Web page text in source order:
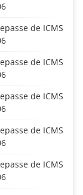
de ICMS
de ICMS
de ICMS
de ICMS
de ICMS